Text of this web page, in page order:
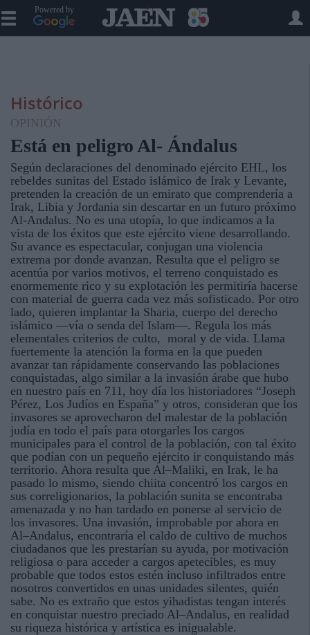
Powered by
Histórico
OPINIÓN
Está en peligro Al- Ándalus
Según declaraciones del denominado ejército EHL, los
rebeldes sunitas del Estado islámico de Irak y Levante,
pretenden la creación de un emirato que comprendería a
Irak, Libia y Jordania sin descartar en un futuro próximo
Al-Andalus. No es una utopía, lo que indicamos a la
vista de los éxitos que este ejército viene desarrollando.
Su avance es espectacular, conjugan una violencia
extrema por donde avanzan. Resulta que el peligro se
acentúa por varios motivos, el terreno conquistado es
enormemente rico y su explotación les permitiría hacerse
con material de guerra cada vez más sofisticado. Por otro
lado, quieren implantar la Sharia, cuerpo del derecho
islámico —vía o senda del Islam—. Regula los más
elementales criterios de culto, moral y de vida. Llama
fuertemente la atención la forma en la que pueden
avanzar tan rápidamente conservando las poblaciones
conquistadas, algo similar a la invasión árabe que hubo
en nuestro país en 711, hoy día los historiadores “Joseph
Pérez, Los Judíos en España” y otros, consideran que los
invasores se aprovecharon del malestar de la población
judía en todo el país para otorgarles los cargos
municipales para el control de la población, con tal éxito
que podían con un pequeño ejército ir conquistando más
territorio. Ahora resulta que Al–Maliki, en Irak, le ha
pasado lo mismo, siendo chiita concentró los cargos en
sus correligionarios, la población sunita se encontraba
amenazada y no han tardado en ponerse al servicio de
los invasores. Una invasión, improbable por ahora en
Al–Andalus, encontraría el caldo de cultivo de muchos
ciudadanos que les prestarían su ayuda, por motivación
religiosa o para acceder a cargos apetecibles, es muy
probable que todos estos estén incluso infiltrados entre
nosotros convertidos en unas unidades silentes, quién
sabe. No es extraño que estos yihadistas tengan interés
en conquistar nuestro preciado Al–Andalus, en realidad
su riqueza histórica y artística es inigualable.